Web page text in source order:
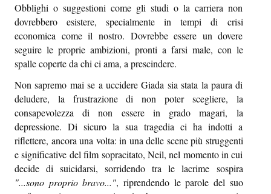
Obblighi o suggestioni come gli studi o la carriera non
dovrebbero esistere, specialmente in tempi di crisi
economica come il nostro. Dovrebbe essere un dovere
seguire le proprie ambizioni, pronti a farsi male, con le
spalle coperte da chi ci ama, a prescindere.
Non sapremo mai se a uccidere Giada sia stata la paura di
deludere, la frustrazione di non poter scegliere, la
consapevolezza di non essere in grado magari, la
depressione. Di sicuro la sua tragedia ci ha indotti a
riflettere, ancora una volta: in una delle scene più struggenti
e significative del film sopracitato, Neil, nel momento in cui
decide di suicidarsi, sorridendo tra le lacrime sospira
"...sono proprio bravo...", riprendendo le parole del suo